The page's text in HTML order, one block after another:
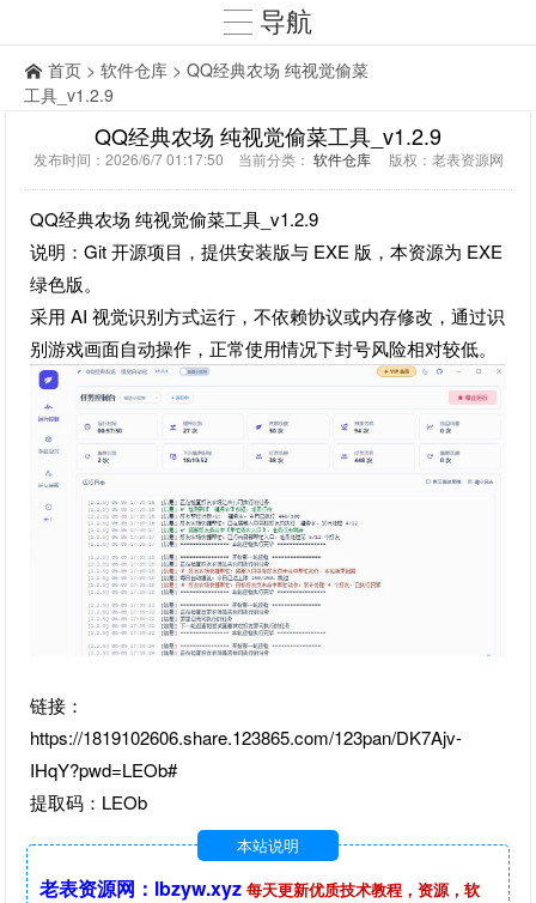
导航
首页 > 软件仓库 > QQ经典农场 纯视觉偷菜
工具_v1.2.9
QQ经典农场 纯视觉偷菜工具_v1.2.9
发布时间：2026/6/7 01:17:50 当前分类： 软件仓库版权：老表资源网
QQ经典农场 纯视觉偷菜工具_v1.2.9
说明：Git 开源项目，提供安装版与 EXE 版，本资源为 EXE
绿色版。
采用 AI 视觉识别方式运行，不依赖协议或内存修改，通过识
别游戏画面自动操作，正常使用情况下封号风险相对较低。
链接：
https://1819102606.share.123865.com/123pan/DK7Ajv-
IHqY?pwd=LEOb#
提取码：LEOb
本站说明
老表资源网：lbzyw.xyz 每天更新优质技术教程，资源，软